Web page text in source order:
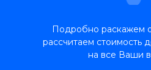
Подробно раскажем
рассчитаем стоимость
на все Ваши